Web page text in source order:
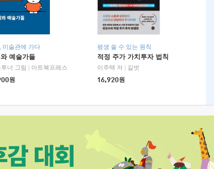
미술관에 가다
예술가들
너 그림
아트북프레스
원
평생 쓸 수 있는 원칙
적정 주가 가치투자 법칙
이주택 저
길벗
16,920원